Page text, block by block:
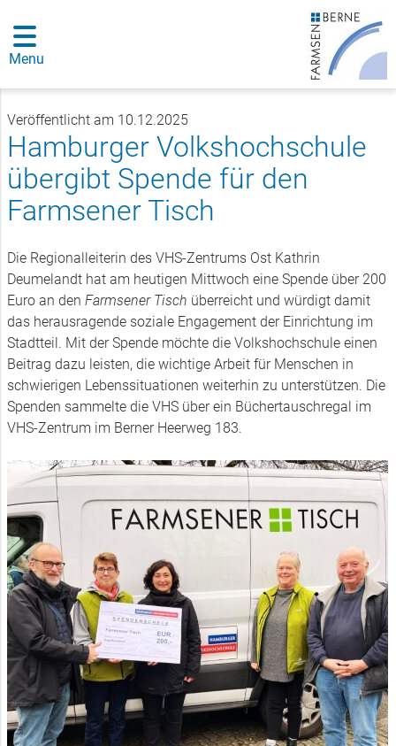
Menu
Veröffentlicht am 10.12.2025
Hamburger Volkshochschule
übergibt Spende für den
Farmsener Tisch
Die Regionalleiterin des VHS-Zentrums Ost Kathrin
Deumelandt hat am heutigen Mittwoch eine Spende über 200
Euro an den Farmsener Tisch überreicht und würdigt damit
das herausragende soziale Engagement der Einrichtung im
Stadtteil. Mit der Spende möchte die Volkshochschule einen
Beitrag dazu leisten, die wichtige Arbeit für Menschen in
schwierigen Lebenssituationen weiterhin zu unterstützen. Die
Spenden sammelte die VHS über ein Büchertauschregal im
VHS-Zentrum im Berner Heerweg 183.